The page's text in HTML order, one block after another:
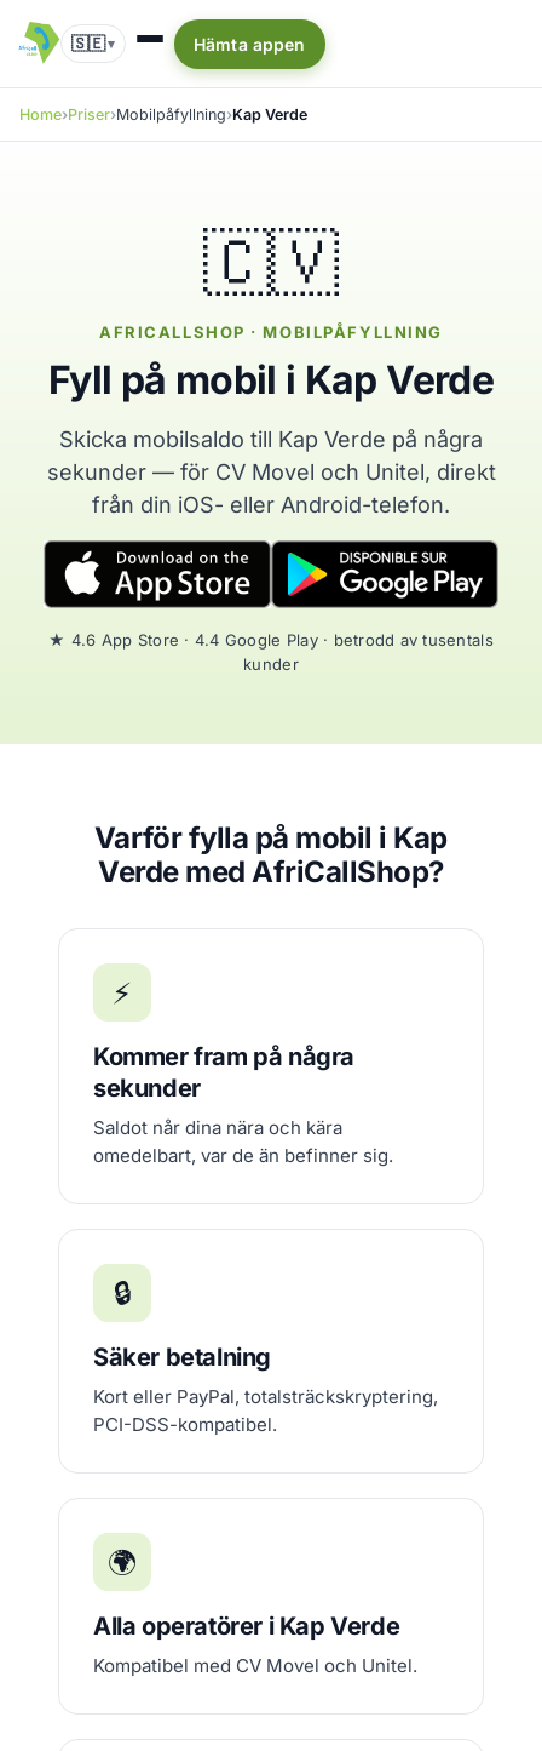
🇸🇪▾ Hämta appen
Home Priser Mobilpåfyllning Kap Verde
🇨🇻
AFRICALLSHOP · MOBILPÅFYLLNING
Fyll på mobil i Kap Verde
Skicka mobilsaldo till Kap Verde på några
sekunder — för CV Movel och Unitel, direkt
från din iOS- eller Android-telefon.
★ 4.6 App Store · 4.4 Google Play · betrodd av tusentals
kunder
Varför fylla på mobil i Kap
Verde med AfriCallShop?
⚡
Kommer fram på några
sekunder
Saldot når dina nära och kära
omedelbart, var de än befinner sig.
🔒
Säker betalning
Kort eller PayPal, totalsträckskryptering,
PCI-DSS-kompatibel.
🌍
Alla operatörer i Kap Verde
Kompatibel med CV Movel och Unitel.